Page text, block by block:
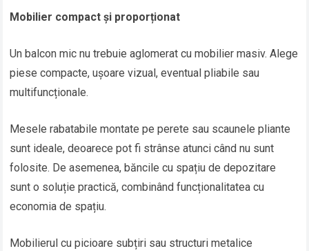
Mobilier compact și proporționat
Un balcon mic nu trebuie aglomerat cu mobilier masiv. Alege
piese compacte, ușoare vizual, eventual pliabile sau
multifuncționale.
Mesele rabatabile montate pe perete sau scaunele pliante
sunt ideale, deoarece pot fi strânse atunci când nu sunt
folosite. De asemenea, băncile cu spațiu de depozitare
sunt o soluție practică, combinând funcționalitatea cu
economia de spațiu.
Mobilierul cu picioare subțiri sau structuri metalice